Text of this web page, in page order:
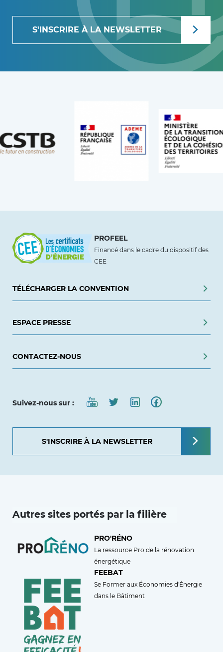
S'INSCRIRE À LA NEWSLETTER
PROFEEL
Financé dans le cadre du dispositif des
CEE
TÉLÉCHARGER LA CONVENTION
ESPACE PRESSE
CONTACTEZ-NOUS
Suivez-nous sur :
S'INSCRIRE À LA NEWSLETTER
Autres sites portés par la filière
PRO'RÉNO
La ressource Pro de la rénovation
énergétique
FEEBAT
Se Former aux Économies d'Énergie
dans le Bâtiment